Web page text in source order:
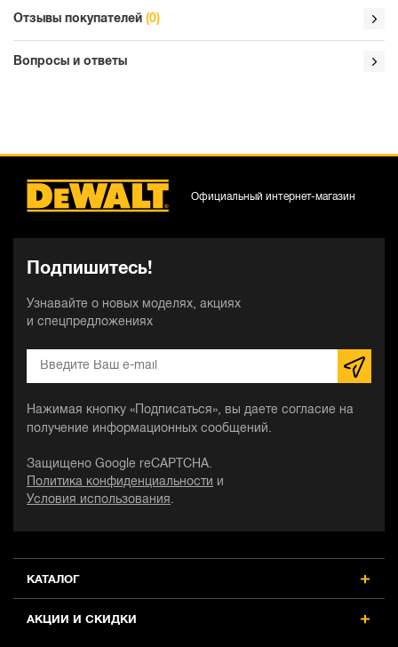
Отзывы покупателей (0)
Вопросы и ответы
КАТАЛОГ
АКЦИИ И СКИДКИ
Подпишитесь!
Узнавайте о новых моделях, акциях
и спецпредложениях
Нажимая кнопку «Подписаться», вы даете согласие на
получение информационных сообщений.
Защищено Google reCAPTCHA.
Политика конфиденциальности
и
Условия использования .
Официальный интернет-магазин